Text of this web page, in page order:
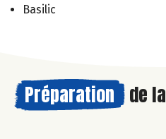
Basilic
Préparation de la